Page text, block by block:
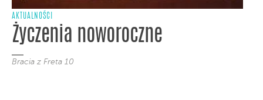
AKTUALNOŚCI
Życzenia noworoczne
Bracia z Freta 10